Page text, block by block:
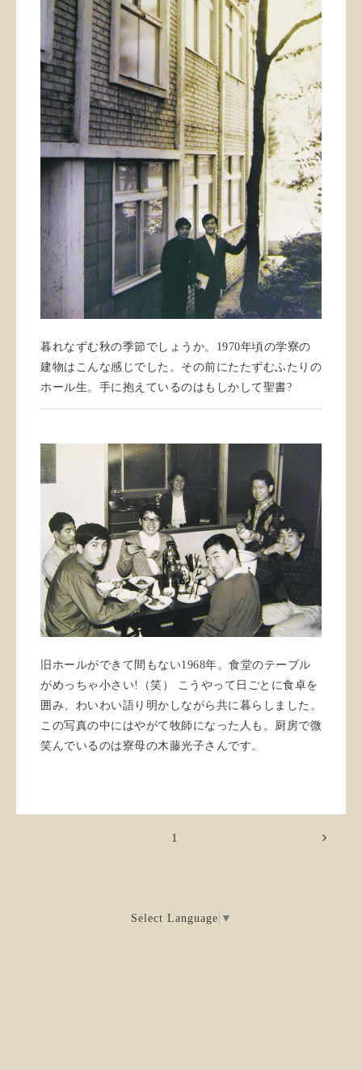
暮れなずむ秋の季節でしょうか。1970年頃の学寮の
建物はこんな感じでした。その前にたたずむふたりの
ホール生。手に抱えているのはもしかして聖書?
旧ホールができて間もない1968年。食堂のテーブル
がめっちゃ小さい!（笑） こうやって日ごとに食卓を
囲み、わいわい語り明かしながら共に暮らしました。
この写真の中にはやがて牧師になった人も。厨房で微
笑んでいるのは寮母の木藤光子さんです。
1
Select Language ▼